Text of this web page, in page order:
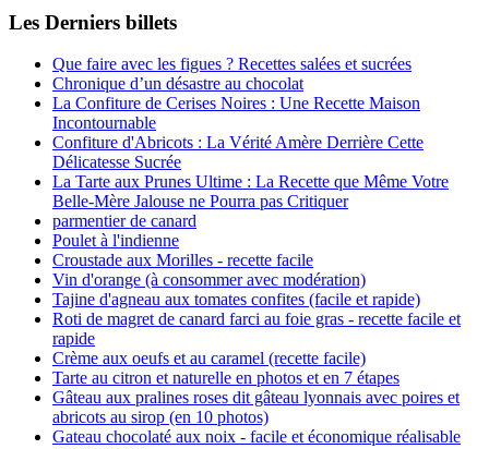
Les Derniers billets
Que faire avec les figues ? Recettes salées et sucrées
Chronique d’un désastre au chocolat
La Confiture de Cerises Noires : Une Recette Maison
Incontournable
Confiture d'Abricots : La Vérité Amère Derrière Cette
Délicatesse Sucrée
La Tarte aux Prunes Ultime : La Recette que Même Votre
Belle-Mère Jalouse ne Pourra pas Critiquer
parmentier de canard
Poulet à l'indienne
Croustade aux Morilles - recette facile
Vin d'orange (à consommer avec modération)
Tajine d'agneau aux tomates confites (facile et rapide)
Roti de magret de canard farci au foie gras - recette facile et
rapide
Crème aux oeufs et au caramel (recette facile)
Tarte au citron et naturelle en photos et en 7 étapes
Gâteau aux pralines roses dit gâteau lyonnais avec poires et
abricots au sirop (en 10 photos)
Gateau chocolaté aux noix - facile et économique réalisable